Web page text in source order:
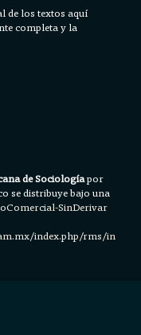
de los textos aquí
completa y la
de Sociologíapor
se distribuye bajo una
SinDerivar
index.php/rms/in